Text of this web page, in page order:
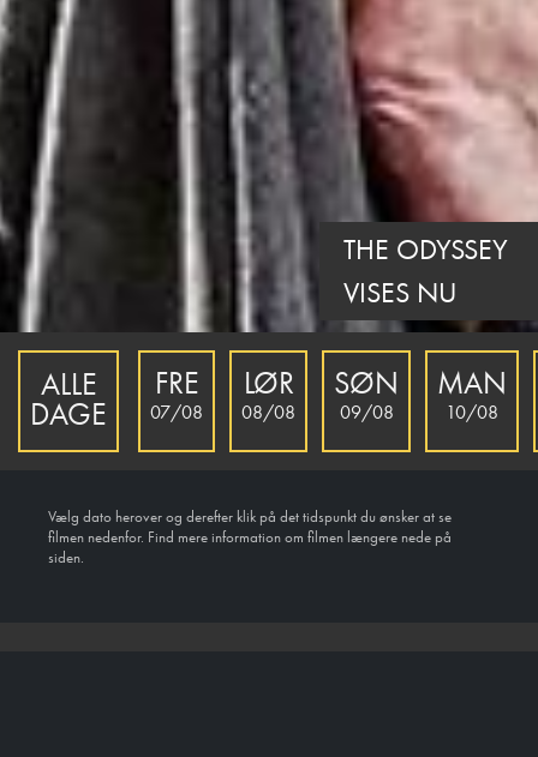
THE ODYSSEY
VISES NU
ALLE
DAGE
FRE
07/08
LØR
08/08
SØN
09/08
MAN
10/08
Vælg dato herover og derefter klik på det tidspunkt du ønsker at se
filmen nedenfor. Find mere information om filmen længere nede på
siden.